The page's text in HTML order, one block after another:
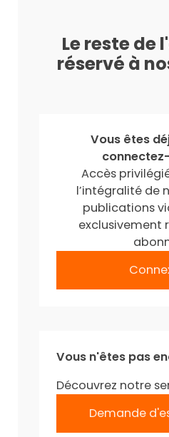
Le reste de
réservé à
Vous êtes
Accès
l’intégralité de
publications
exclusivement
Vous n'êtes pas
Découvrez notre
Demande